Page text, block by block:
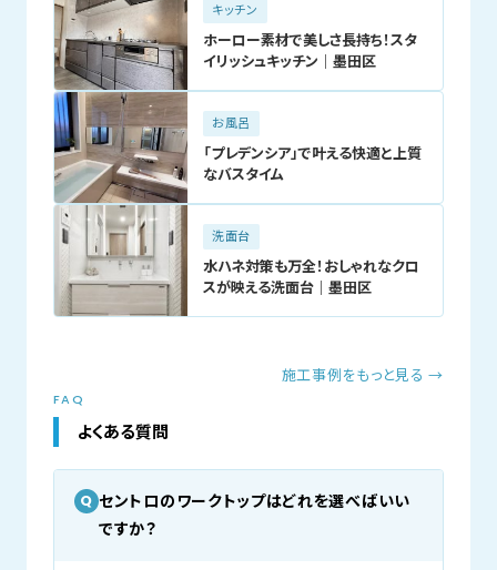
キッチン
ホーロー素材で美しさ長持ち！スタ
イリッシュキッチン｜墨田区
お風呂
「プレデンシア」で叶える快適と上質
なバスタイム
洗面台
水ハネ対策も万全！おしゃれなクロ
スが映える洗面台｜墨田区
施工事例をもっと見る →
FAQ
よくある質問
Q セントロのワークトップはどれを選べばいい
ですか？